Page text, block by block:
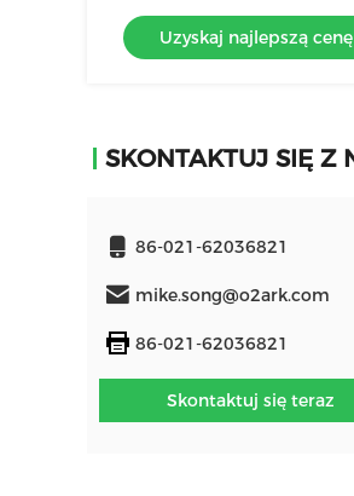
typu siedzącego w kolorze
drewnianym / złotym
Uzyskaj najlepszą cenę
86-021-62036821
mike.song@o2ark.com
86-021-62036821
Skontaktuj się teraz